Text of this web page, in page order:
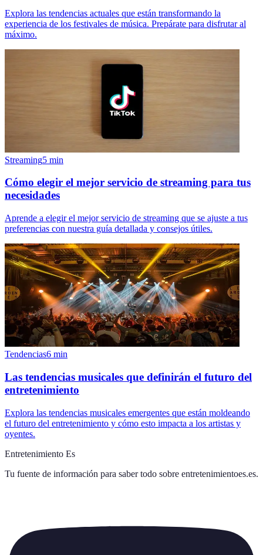
Explora las tendencias actuales que están transformando la
experiencia de los festivales de música. Prepárate para disfrutar al
máximo.
Streaming5 min
Cómo elegir el mejor servicio de streaming para tus
necesidades
Aprende a elegir el mejor servicio de streaming que se ajuste a tus
preferencias con nuestra guía detallada y consejos útiles.
Tendencias6 min
Las tendencias musicales que definirán el futuro del
entretenimiento
Explora las tendencias musicales emergentes que están moldeando
el futuro del entretenimiento y cómo esto impacta a los artistas y
oyentes.
Entretenimiento Es
Tu fuente de información para saber todo sobre entretenimientoes.es.